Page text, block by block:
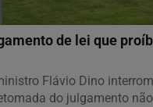
de lei que
Flávio Dino
do julgamento